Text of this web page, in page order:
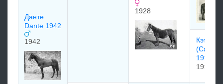
Данте
Dante 1942
1942
1928
Кэтнип
(Catnip
1910)
1910